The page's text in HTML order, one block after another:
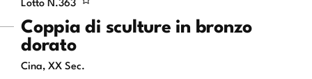
Coppia di sculture in bronzo
dorato
Cina, XX Sec.